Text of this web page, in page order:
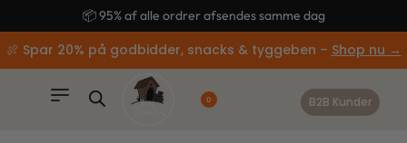
🚚 Gratis fragt ved køb over 499,-
🍖 Spar 20% på godbidder, snacks & tyggeben – Shop nu →
0 B2B Kunder